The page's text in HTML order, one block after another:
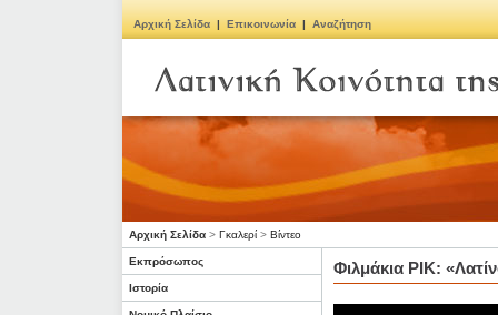
Αρχική Σελίδα | Επικοινωνία | Αναζήτηση
Αρχική Σελίδα > Γκαλερί > Βίντεο
Εκπρόσωπος
Ιστορία
Φιλμάκια ΡΙΚ: